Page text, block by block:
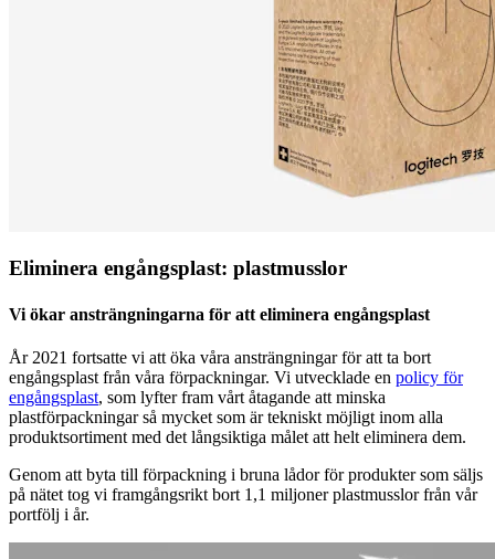
Eliminera engångsplast: plastmusslor
Vi ökar ansträngningarna för att eliminera engångsplast
År 2021 fortsatte vi att öka våra ansträngningar för att ta bort
engångsplast från våra förpackningar. Vi utvecklade en policy för
engångsplast, som lyfter fram vårt åtagande att minska
plastförpackningar så mycket som är tekniskt möjligt inom alla
produktsortiment med det långsiktiga målet att helt eliminera dem.
Genom att byta till förpackning i bruna lådor för produkter som säljs
på nätet tog vi framgångsrikt bort 1,1 miljoner plastmusslor från vår
portfölj i år.